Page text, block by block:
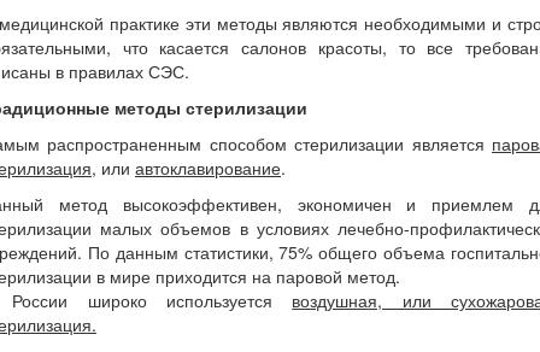
практике эти методы являются необходимыми и
что касается салонов красоты, то все
в правилах СЭС.
методы стерилизации
распространенным способом стерилизации является
, или автоклавирование.
метод высокоэффективен, экономичен и приемлем
малых объемов в условиях лечебно-
По данным статистики, 75% общего объема
в мире приходится на паровой метод.
широко используется воздушная, или